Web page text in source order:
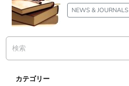
NEWS & JOURNALS
カテゴリー